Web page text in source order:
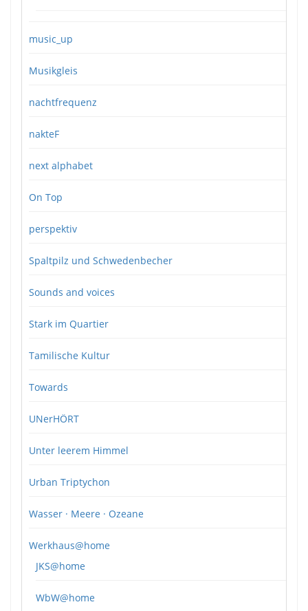
music_up
Musikgleis
nachtfrequenz
nakteF
next alphabet
On Top
perspektiv
Spaltpilz und Schwedenbecher
Sounds and voices
Stark im Quartier
Tamilische Kultur
Towards
UNerHÖRT
Unter leerem Himmel
Urban Triptychon
Wasser · Meere · Ozeane
Werkhaus@home
JKS@home
WbW@home